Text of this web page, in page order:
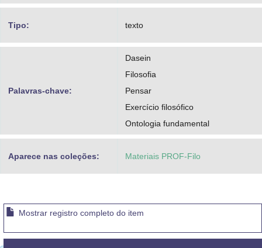
Tipo: texto
Palavras-chave:
Dasein
Filosofia
Pensar
Exercício filosófico
Ontologia fundamental
Aparece nas coleções: Materiais PROF-Filo
Mostrar registro completo do item